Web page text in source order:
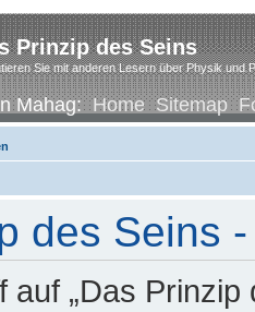
Prinzip des Seins
Sie mit anderen Lesern über Physik und
Mahag:Home Sitemap
des Seins
auf „Das